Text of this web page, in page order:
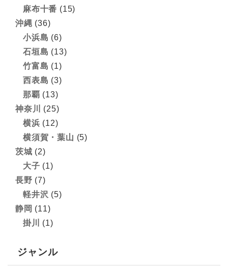
麻布十番 (15)
沖縄 (36)
小浜島 (6)
石垣島 (13)
竹富島 (1)
西表島 (3)
那覇 (13)
神奈川
(25)
横浜 (12)
横須賀・葉山 (5)
茨城 (2)
大子 (1)
長野 (7)
軽井沢 (5)
静岡 (11)
掛川
(1)
ジャンル